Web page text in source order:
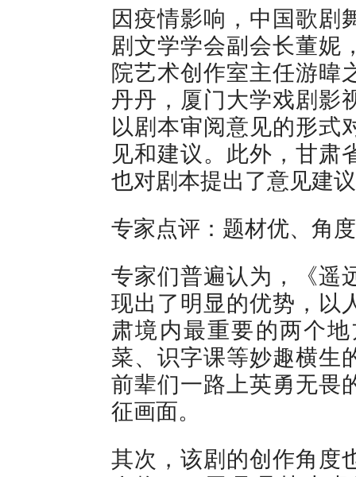
因疫情影响，中国歌剧
剧文学学会副会长董妮
院艺术创作室主任游暐
丹丹，厦门大学戏剧影
以剧本审阅意见的形式
见和建议。此外，甘肃
也对剧本提出了意见建
专家点评：题材优、角
专家们普遍认为，《遥
现出了明显的优势，以
肃境内最重要的两个
菜、识字课等妙趣横生
前辈们一路上英勇无畏
征画面。
其次，该剧的创作角度